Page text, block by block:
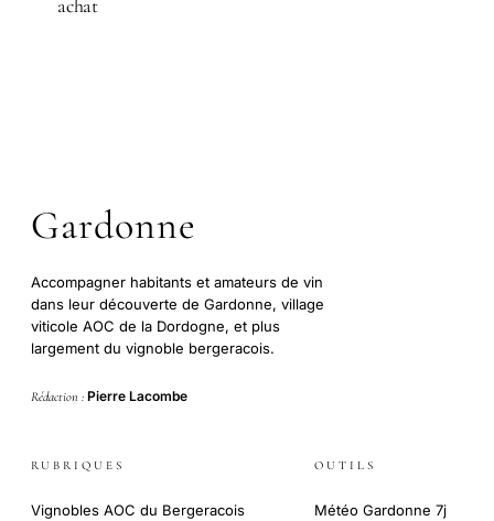
achat
Gardonne
Accompagner habitants et amateurs de vin
dans leur découverte de Gardonne, village
viticole AOC de la Dordogne, et plus
largement du vignoble bergeracois.
Rédaction : Pierre Lacombe
RUBRIQUES
Vignobles AOC du Bergeracois
OUTILS
Météo Gardonne 7j